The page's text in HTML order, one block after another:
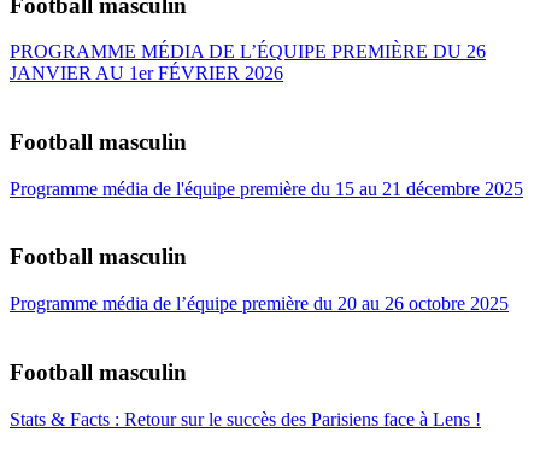
PROGRAMME MÉDIA DE L’ÉQUIPE PREMIÈRE DU 26
JANVIER AU 1er FÉVRIER 2026
Football masculin
Programme média de l'équipe première du 15 au 21 décembre 2025
Football masculin
Programme média de l’équipe première du 20 au 26 octobre 2025
Football masculin
Stats & Facts : Retour sur le succès des Parisiens face à Lens !